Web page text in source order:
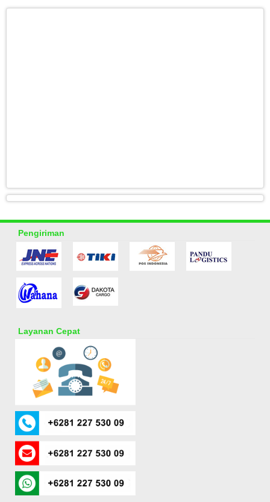
Pengiriman
Layanan Cepat